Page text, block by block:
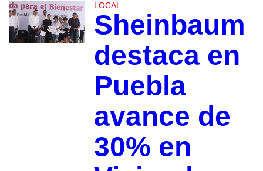
LOCAL
Sheinbaum
destaca en
Puebla
avance de
30% en